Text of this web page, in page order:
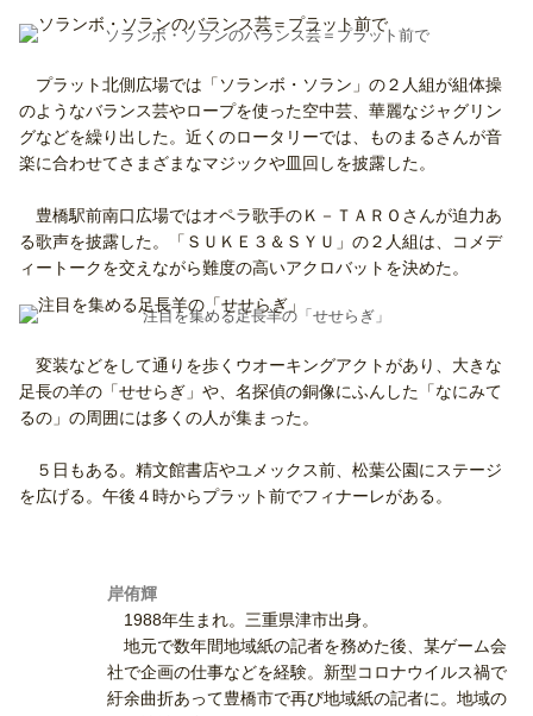
ソランボ・ソランのバランス芸＝プラット前で
プラット北側広場では「ソランボ・ソラン」の２人組が組体操
のようなバランス芸やロープを使った空中芸、華麗なジャグリン
グなどを繰り出した。近くのロータリーでは、ものまるさんが音
楽に合わせてさまざまなマジックや皿回しを披露した。
豊橋駅前南口広場ではオペラ歌手のＫ－ＴＡＲＯさんが迫力あ
る歌声を披露した。「ＳＵＫＥ３＆ＳＹＵ」の２人組は、コメデ
ィートークを交えながら難度の高いアクロバットを決めた。
注目を集める足長羊の「せせらぎ」
変装などをして通りを歩くウオーキングアクトがあり、大きな
足長の羊の「せせらぎ」や、名探偵の銅像にふんした「なにみて
るの」の周囲には多くの人が集まった。
５日もある。精文館書店やユメックス前、松葉公園にステージ
を広げる。午後４時からプラット前でフィナーレがある。
岸侑輝
1988年生まれ。三重県津市出身。
地元で数年間地域紙の記者を務めた後、某ゲーム会
社で企画の仕事などを経験。新型コロナウイルス禍で
紆余曲折あって豊橋市で再び地域紙の記者に。地域の